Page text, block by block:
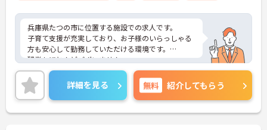
兵庫県たつの市に位置する施設での求人です。
子育て支援が充実しており、お子様のいらっしゃる
方も安心して勤務していただける環境です。
残業もほとんどございません。
ご興味のある方はお気軽にお問い合わせ下さい。
詳細を見る 無料 紹介してもらう